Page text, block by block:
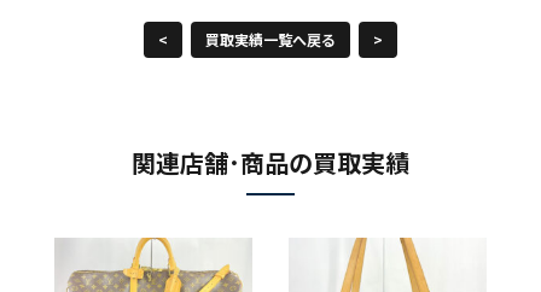
< 買取実績一覧へ戻る >
関連店舗･商品の買取実績